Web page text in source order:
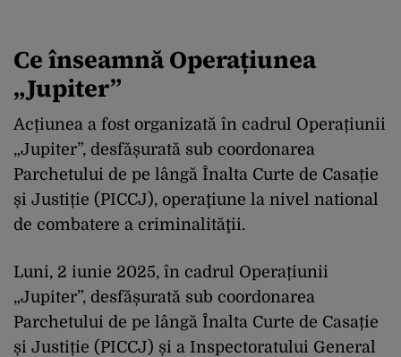
Ce înseamnă Operațiunea
„Jupiter”
Acțiunea a fost organizată în cadrul Operațiunii
„Jupiter”, desfășurată sub coordonarea
Parchetului de pe lângă Înalta Curte de Casație
și Justiție (PICCJ), operaţiune la nivel national
de combatere a criminalităţii.
Luni, 2 iunie 2025, în cadrul Operațiunii
„Jupiter”, desfășurată sub coordonarea
Parchetului de pe lângă Înalta Curte de Casație
și Justiție (PICCJ) și a Inspectoratului General